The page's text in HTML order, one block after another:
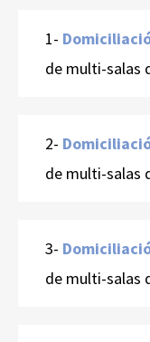
1-
de multi-salas
2-
de multi-salas
3-
de multi-salas